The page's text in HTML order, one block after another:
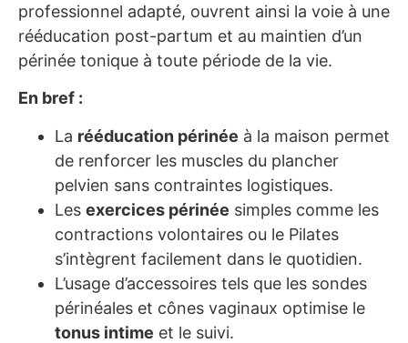
professionnel adapté, ouvrent ainsi la voie à une
rééducation post-partum et au maintien d’un
périnée tonique à toute période de la vie.
En bref :
La rééducation périnée à la maison permet
de renforcer les muscles du plancher
pelvien sans contraintes logistiques.
Les exercices périnée simples comme les
contractions volontaires ou le Pilates
s’intègrent facilement dans le quotidien.
L’usage d’accessoires tels que les sondes
périnéales et cônes vaginaux optimise le
tonus intime et le suivi.